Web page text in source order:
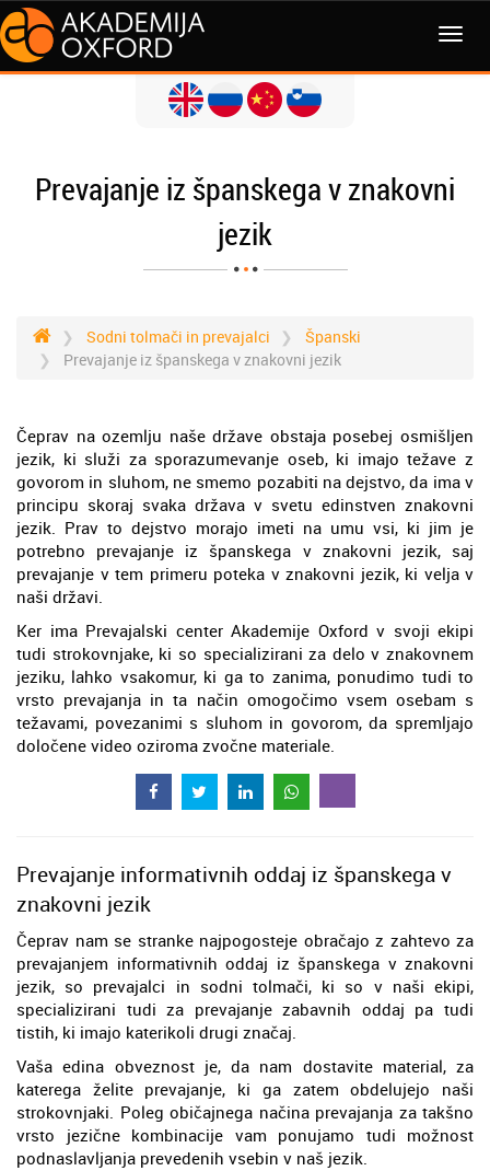
MENI
Prevajanje iz španskega v znakovni
jezik
Sodni tolmači in prevajalci
Španski
Prevajanje iz španskega v znakovni jezik
Čeprav na ozemlju naše države obstaja posebej osmišljen
jezik, ki služi za sporazumevanje oseb, ki imajo težave z
govorom in sluhom, ne smemo pozabiti na dejstvo, da ima v
principu skoraj svaka država v svetu edinstven znakovni
jezik. Prav to dejstvo morajo imeti na umu vsi, ki jim je
potrebno prevajanje iz španskega v znakovni jezik, saj
prevajanje v tem primeru poteka v znakovni jezik, ki velja v
naši državi.
Ker ima Prevajalski center Akademije Oxford v svoji ekipi
tudi strokovnjake, ki so specializirani za delo v znakovnem
jeziku, lahko vsakomur, ki ga to zanima, ponudimo tudi to
vrsto prevajanja in ta način omogočimo vsem osebam s
težavami, povezanimi s sluhom in govorom, da spremljajo
določene video oziroma zvočne materiale.
Prevajanje informativnih oddaj iz španskega v
znakovni jezik
Čeprav nam se stranke najpogosteje obračajo z zahtevo za
prevajanjem informativnih oddaj iz španskega v znakovni
jezik, so prevajalci in sodni tolmači, ki so v naši ekipi,
specializirani tudi za prevajanje zabavnih oddaj pa tudi
tistih, ki imajo katerikoli drugi značaj.
Vaša edina obveznost je, da nam dostavite material, za
katerega želite prevajanje, ki ga zatem obdelujejo naši
strokovnjaki. Poleg običajnega načina prevajanja za takšno
vrsto jezične kombinacije vam ponujamo tudi možnost
podnaslavljanja prevedenih vsebin v naš jezik.